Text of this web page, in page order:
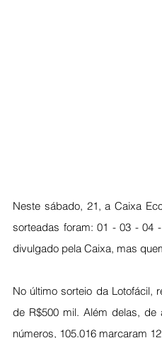
Neste sábado, 21, a Caixa
sorteadas foram: 01 - 03 - 04
divulgado pela Caixa, mas
No último sorteio da Lotofácil,
de R$500 mil. Além delas, de
números, 105.016 marcaram